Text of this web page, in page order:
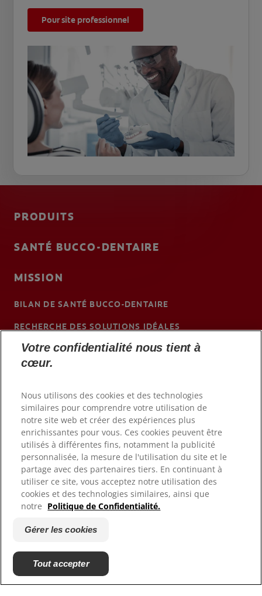
Pour site professionnel
PRODUITS
SANTÉ BUCCO-DENTAIRE
MISSION
BILAN DE SANTÉ BUCCO-DENTAIRE
RECHERCHE DES SOLUTIONS IDÉALES
NOUS CONTACTER
Déclaration d'accessibilité
Gérer les cookies
Votre confidentialité nous tient à
cœur.
Nous utilisons des cookies et des technologies
similaires pour comprendre votre utilisation de
notre site web et créer des expériences plus
enrichissantes pour vous. Ces cookies peuvent être
utilisés à différentes fins, notamment la publicité
personnalisée, la mesure de l'utilisation du site et le
partage avec des partenaires tiers. En continuant à
utiliser ce site, vous acceptez notre utilisation des
cookies et des technologies similaires, ainsi que
notre Politique de Confidentialité.
Gérer les cookies
Tout accepter